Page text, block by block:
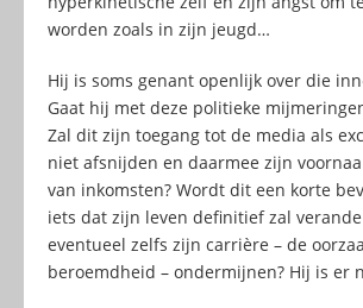
worden zoals in zijn jeugd…
Hij is soms genant openlijk over die
Gaat hij met deze politieke
Zal dit zijn toegang tot de media als
niet afsnijden en daarmee zijn
van inkomsten? Wordt dit een korte
iets dat zijn leven definitief zal
eventueel zelfs zijn carrière – de
beroemdheid – ondermijnen? Hij is er